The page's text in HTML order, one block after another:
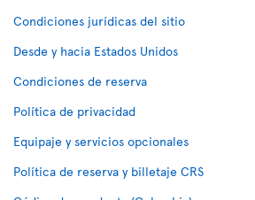
Condiciones jurídicas del sitio
Desde y hacia Estados Unidos
Condiciones de reserva
Política de privacidad
Equipaje y servicios opcionales
Política de reserva y billetaje CRS